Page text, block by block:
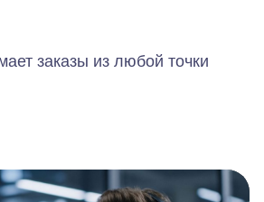
заказы из любой точки